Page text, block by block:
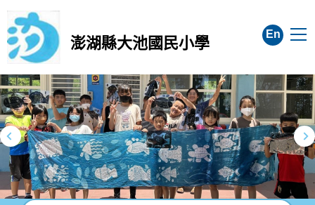
跳
到
主
要
內
容
區
澎湖縣大池國民小學
En